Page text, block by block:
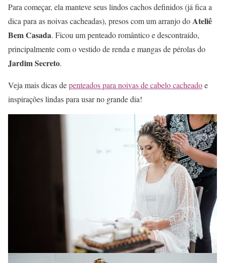
Para começar, ela manteve seus lindos cachos definidos (já fica a
dica para as noivas cacheadas), presos com um arranjo doAteliê
Bem Casada. Ficou um penteado romântico e descontraído,
principalmente com o vestido de renda e mangas de pérolas do
Jardim Secreto.
Veja mais dicas depenteados para noivas de cabelo cacheadoe
inspirações lindas para usar no grande dia!